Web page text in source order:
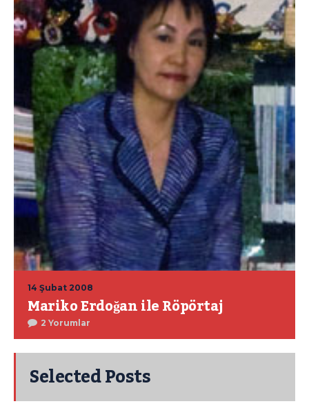
14 Şubat 2008
Mariko Erdoğan ile Röpörtaj
2 Yorumlar
Selected Posts